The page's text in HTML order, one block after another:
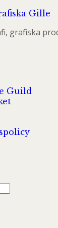
Gille
grafiska
Guild